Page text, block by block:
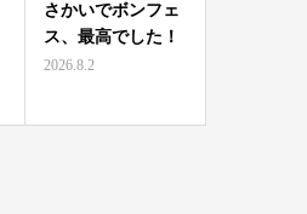
さかいでボンフェ
ス、最高でした！
2026.8.2